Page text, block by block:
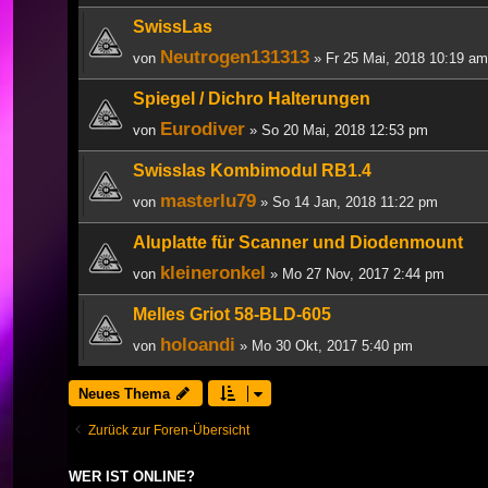
SwissLas
von Neutrogen131313 » Fr 25 Mai, 2018 10:19 am
Spiegel / Dichro Halterungen
von Eurodiver » So 20 Mai, 2018 12:53 pm
Swisslas Kombimodul RB1.4
von masterlu79 » So 14 Jan, 2018 11:22 pm
Aluplatte für Scanner und Diodenmount
von kleineronkel » Mo 27 Nov, 2017 2:44 pm
Melles Griot 58-BLD-605
von holoandi » Mo 30 Okt, 2017 5:40 pm
Neues Thema
Zurück zur Foren-Übersicht
WER IST ONLINE?